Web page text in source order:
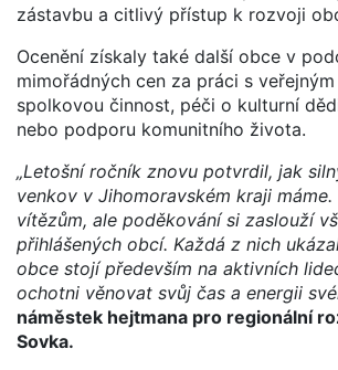
zástavbu a citlivý přístup k rozvoji
Ocenění získaly také další obce v
mimořádných cen za práci s
spolkovou činnost, péči o kulturní
nebo podporu komunitního života.
„Letošní ročník znovu potvrdil, jak
venkov v Jihomoravském kraji
vítězům, ale poděkování si zaslouží
přihlášených obcí. Každá z nich
obce stojí především na aktivních
ochotni věnovat svůj čas a energii
náměstek hejtmana pro regionální
Sovka.